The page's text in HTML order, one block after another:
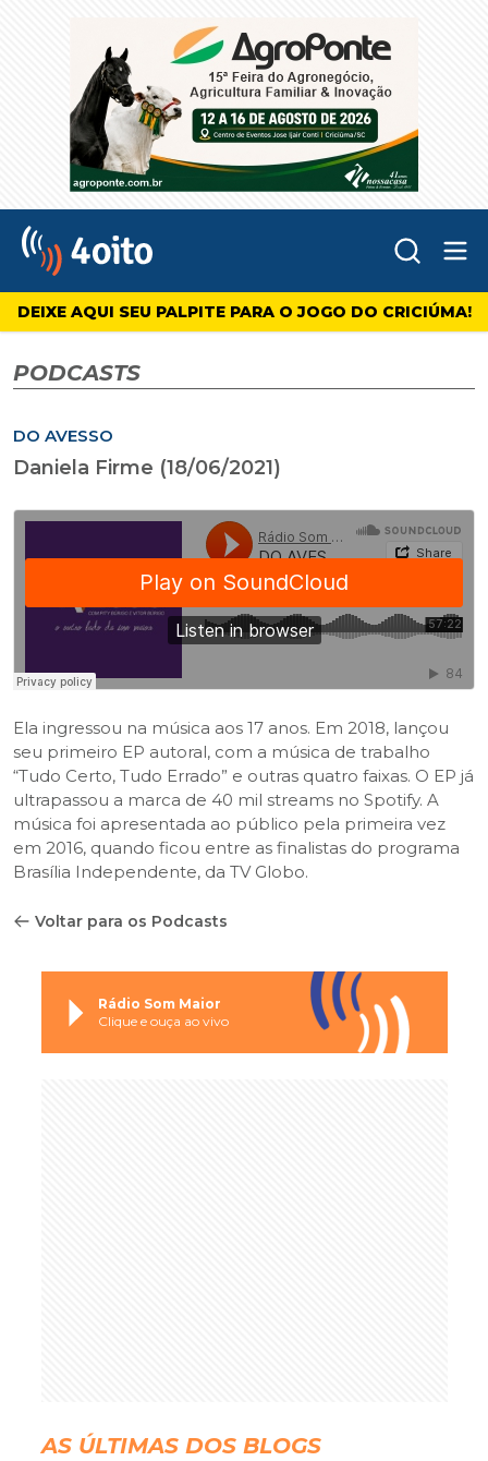
4oito
DEIXE AQUI SEU PALPITE PARA O JOGO DO CRICIÚMA!
PODCASTS
DO AVESSO
Daniela Firme (18/06/2021)
Ela ingressou na música aos 17 anos. Em 2018, lançou
seu primeiro EP autoral, com a música de trabalho
“Tudo Certo, Tudo Errado” e outras quatro faixas. O EP já
ultrapassou a marca de 40 mil streams no Spotify. A
música foi apresentada ao público pela primeira vez
em 2016, quando ficou entre as finalistas do programa
Brasília Independente, da TV Globo.
Voltar para os Podcasts
Rádio Som Maior
Clique e ouça ao vivo
AS ÚLTIMAS DOS BLOGS